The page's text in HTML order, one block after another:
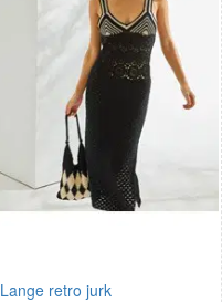
Lange retro jurk